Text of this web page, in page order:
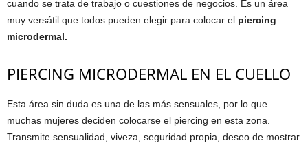
cuando se trata de trabajo o cuestiones de negocios. Es un área
muy versátil que todos pueden elegir para colocar el piercing
microdermal.
PIERCING MICRODERMAL EN EL CUELLO
Esta área sin duda es una de las más sensuales, por lo que
muchas mujeres deciden colocarse el piercing en esta zona.
Transmite sensualidad, viveza, seguridad propia, deseo de mostrar